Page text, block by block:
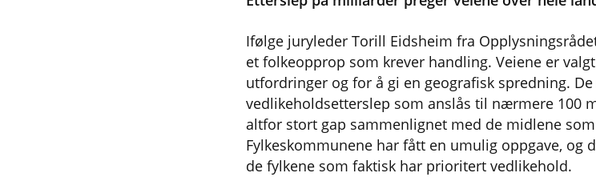
Ifølge juryleder Torill Eidsheim fra
et folkeopprop som krever handling. Veiene er
utfordringer og for å gi en geografisk spredning.
vedlikeholdsetterslep som anslås til nærmere 100
altfor stort gap sammenlignet med de midlene
Fylkeskommunene har fått en umulig oppgave, og
de fylkene som faktisk har prioritert vedlikehold.